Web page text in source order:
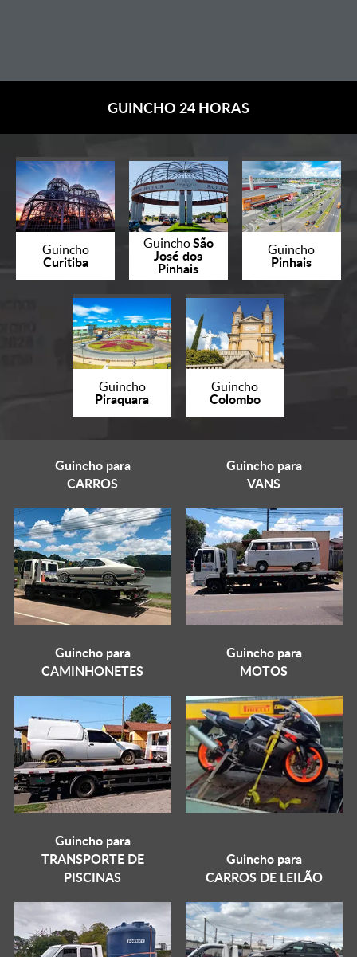
GUINCHO 24 HORAS
Guincho
Curitiba
GuinchoSão
José dos
Pinhais
Guincho
Pinhais
Guincho
Piraquara
Guincho
Colombo
Guincho para
CARROS
Guincho para
VANS
Guincho para
CAMINHONETES
Guincho para
MOTOS
Guincho para
TRANSPORTE DE
PISCINAS
Guincho para
CARROS DE LEILÃO